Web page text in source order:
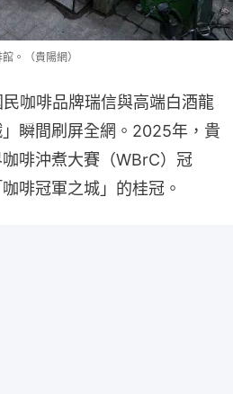
。（貴陽網）
咖啡品牌瑞信與高端白酒龍
瞬間刷屏全網。2025年，貴
啡沖煮大賽（WBrC）冠
啡冠軍之城」的桂冠。